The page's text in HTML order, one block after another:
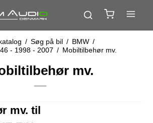
/ Søg på bil / BMW /
- 1998 - 2007 / Mobiltilbehør mv.
mv.
mv. til